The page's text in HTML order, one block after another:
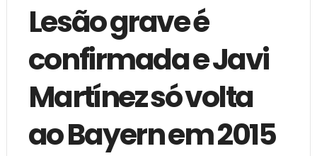
Lesão grave é
confirmada e Javi
Martínez só volta
ao Bayern em 2015